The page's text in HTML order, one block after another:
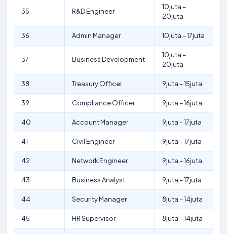
35 R&D Engineer
10juta –
20juta
36 Admin Manager 10juta – 17juta
37 Business Development
10juta –
20juta
38 Treasury Officer 9juta – 15juta
39 Compliance Officer 9juta – 16juta
40 Account Manager 9juta – 17juta
41 Civil Engineer 9juta – 17juta
42 Network Engineer 9juta – 16juta
43 Business Analyst 9juta – 17juta
44 Security Manager 8juta – 14juta
45 HR Supervisor 8juta – 14juta